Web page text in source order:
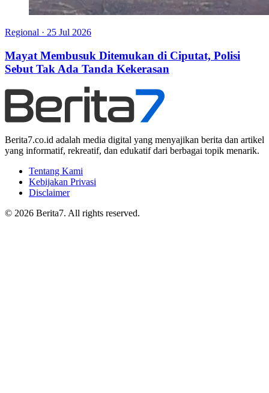
Regional · 25 Jul 2026
Mayat Membusuk Ditemukan di Ciputat, Polisi
Sebut Tak Ada Tanda Kekerasan
Berita7.co.id adalah media digital yang menyajikan berita dan artikel
yang informatif, rekreatif, dan edukatif dari berbagai topik menarik.
Tentang Kami
Kebijakan Privasi
Disclaimer
© 2026 Berita7. All rights reserved.